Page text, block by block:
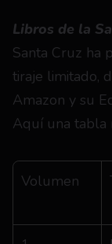
Libros de la
Santa Cruz ha
tiraje limitado,
Amazon y su
Aquí una tabla
Volumen